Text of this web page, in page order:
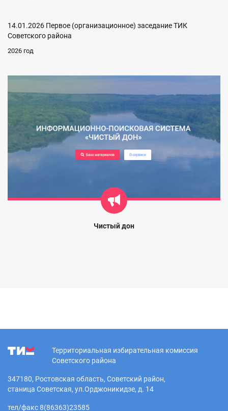
14.01.2026 Первое (организационное) заседание ТИК
Советского района
2026 год
Чистый дон
Территориальная избирательная комиссия
Советского района
347180, Ростовская область, Советский район,
станица Советская, ул.Орджоникидзе, д. 14
тел/факс 8(86363)23585